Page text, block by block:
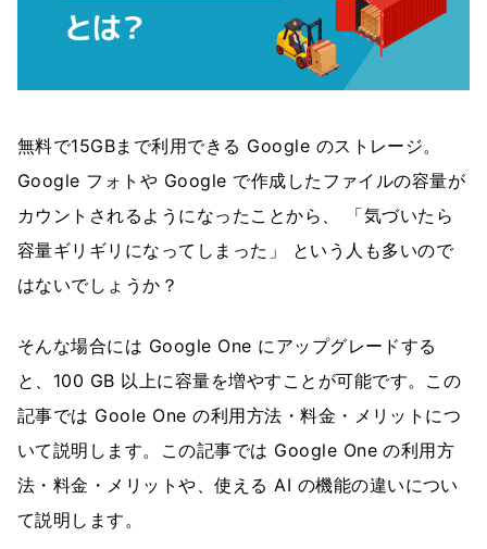
無料で15GBまで利用できる Google のストレージ。
Google フォトや Google で作成したファイルの容量が
カウントされるようになったことから、 「気づいたら
容量ギリギリになってしまった」 という人も多いので
はないでしょうか？
そんな場合には Google One にアップグレードする
と、100 GB 以上に容量を増やすことが可能です。この
記事では Goole One の利用方法・料金・メリットにつ
いて説明します。この記事では Google One の利用方
法・料金・メリットや、使える AI の機能の違いについ
て説明します。